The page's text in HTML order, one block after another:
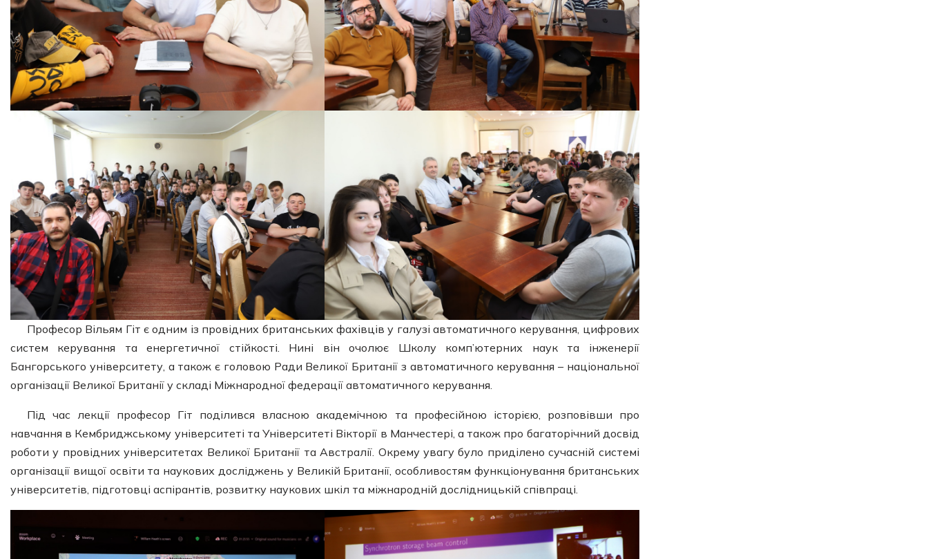
Професор Вільям Гіт є одним із провідних британських фахівців у галузі автоматичного керування, цифрових
систем керування та енергетичної стійкості. Нині він очолює Школу комп’ютерних наук та інженерії
Бангорського університету, а також є головою Ради Великої Британії з автоматичного керування – національної
організації Великої Британії у складі Міжнародної федерації автоматичного керування.
Під час лекції професор Гіт поділився власною академічною та професійною історією, розповівши про
навчання в Кембриджському університеті та Університеті Вікторії в Манчестері, а також про багаторічний досвід
роботи у провідних університетах Великої Британії та Австралії. Окрему увагу було приділено сучасній системі
організації вищої освіти та наукових досліджень у Великій Британії, особливостям функціонування британських
університетів, підготовці аспірантів, розвитку наукових шкіл та міжнародній дослідницькій співпраці.